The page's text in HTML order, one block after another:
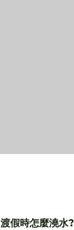
渡假時怎麼澆水?